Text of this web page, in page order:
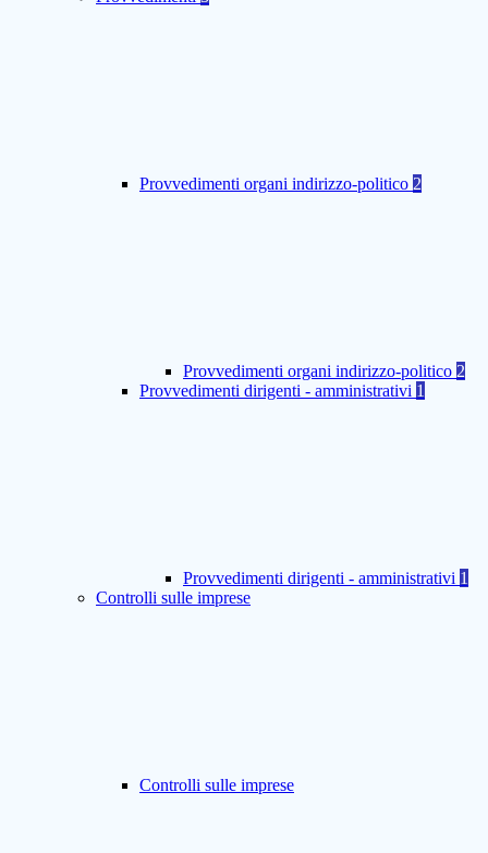
Provvedimenti organi indirizzo-politico 2
Provvedimenti organi indirizzo-politico 2
Provvedimenti dirigenti - amministrativi 1
Provvedimenti dirigenti - amministrativi 1
Controlli sulle imprese
Controlli sulle imprese